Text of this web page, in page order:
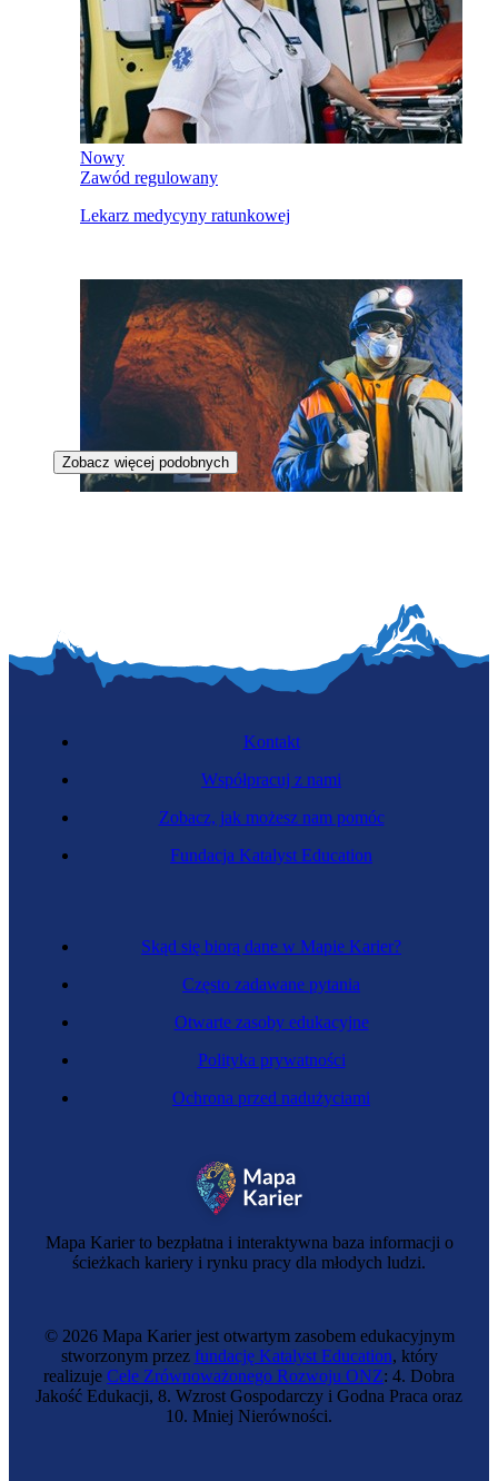
Nowy
Zawód regulowany
Lekarz medycyny ratunkowej
Ratownik wodny
Zobacz więcej podobnych
Mapa Karier to bezpłatna i interaktywna baza informacji o
ścieżkach kariery i rynku pracy dla młodych ludzi.
Skąd się biorą dane w Mapie Karier?
Często zadawane pytania
Otwarte zasoby edukacyjne
Polityka prywatności
Ochrona przed nadużyciami
Kontakt
Współpracuj z nami
Zobacz, jak możesz nam pomóc
Fundacja Katalyst Education
© 2026 Mapa Karier jest otwartym zasobem edukacyjnym
stworzonym przez fundację Katalyst Education, który
realizuje Cele Zrównoważonego Rozwoju ONZ: 4. Dobra
Jakość Edukacji, 8. Wzrost Gospodarczy i Godna Praca oraz
10. Mniej Nierówności.